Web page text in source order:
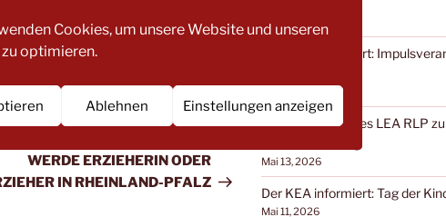
Cookies, um unsere Website und unseren
optimieren.
Ablehnen Einstellungen anzeigen
Beitrag
WERDE ERZIEHERIN ODER
IN RHEINLAND-PFALZ
Juni 9, 2026
Der KEA informiert:
Stellungnahme des LEA RLP
Mai 13, 2026
Der KEA informiert: Tag der
Mai 11, 2026